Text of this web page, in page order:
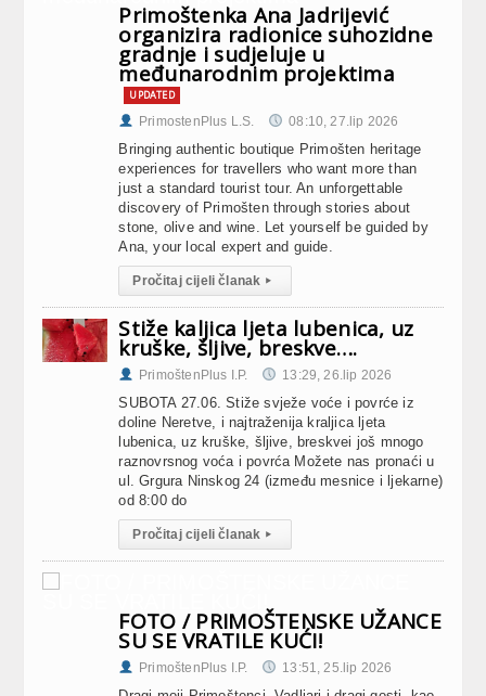
Primoštenka Ana Jadrijević
organizira radionice suhozidne
gradnje i sudjeluje u
međunarodnim projektima
UPDATED
PrimostenPlus L.S. 08:10, 27.lip 2026
Bringing authentic boutique Primošten heritage
experiences for travellers who want more than
just a standard tourist tour. An unforgettable
discovery of Primošten through stories about
stone, olive and wine. Let yourself be guided by
Ana, your local expert and guide.
Pročitaj cijeli članak ▸
Stiže kaljica ljeta lubenica, uz
kruške, šljive, breskve….
PrimoštenPlus I.P. 13:29, 26.lip 2026
SUBOTA 27.06. Stiže svježe voće i povrće iz
doline Neretve, i najtraženija kraljica ljeta
lubenica, uz kruške, šljive, breskvei još mnogo
raznovrsnog voća i povrća Možete nas pronaći u
ul. Grgura Ninskog 24 (između mesnice i ljekarne)
od 8:00 do
Pročitaj cijeli članak ▸
FOTO / PRIMOŠTENSKE UŽANCE
SU SE VRATILE KUĆI!
PrimoštenPlus I.P. 13:51, 25.lip 2026